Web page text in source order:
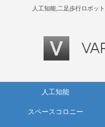
人工知能,二足歩行ロボッ
人工知能
スペースコロニー